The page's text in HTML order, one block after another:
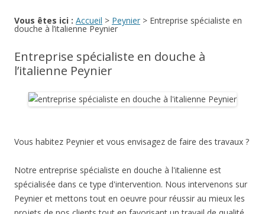
Vous êtes ici : Accueil > Peynier > Entreprise spécialiste en
douche à l’italienne Peynier
Entreprise spécialiste en douche à
l’italienne Peynier
Vous habitez Peynier et vous envisagez de faire des travaux ?
Notre entreprise spécialiste en douche à l'italienne est
spécialisée dans ce type d'intervention. Nous intervenons sur
Peynier et mettons tout en oeuvre pour réussir au mieux les